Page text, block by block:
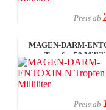
Preis ab
MAGEN-DARM-
Tropfen 50
Preis ab